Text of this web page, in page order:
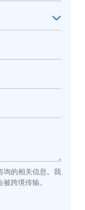
询的相关信息。我
跨境传输。